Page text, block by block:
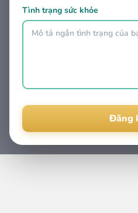
Tình trạng sức khỏe
Alternative: